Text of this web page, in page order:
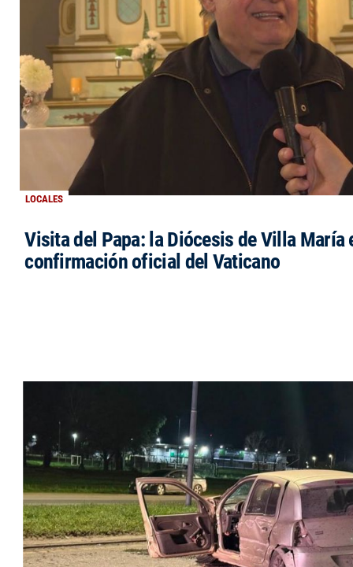
LOCALES
Visita del Papa: la Diócesis de Villa María
confirmación oficial del Vaticano